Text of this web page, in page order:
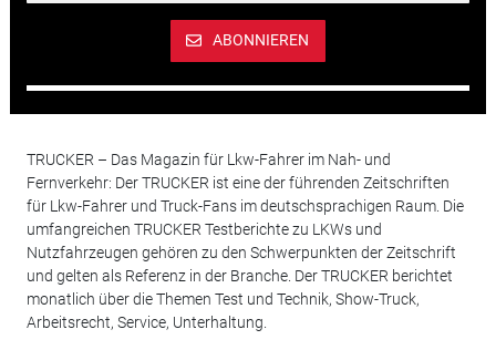
ABONNIEREN
TRUCKER – Das Magazin für Lkw-Fahrer im Nah- und
Fernverkehr: Der TRUCKER ist eine der führenden Zeitschriften
für Lkw-Fahrer und Truck-Fans im deutschsprachigen Raum. Die
umfangreichen TRUCKER Testberichte zu LKWs und
Nutzfahrzeugen gehören zu den Schwerpunkten der Zeitschrift
und gelten als Referenz in der Branche. Der TRUCKER berichtet
monatlich über die Themen Test und Technik, Show-Truck,
Arbeitsrecht, Service, Unterhaltung.